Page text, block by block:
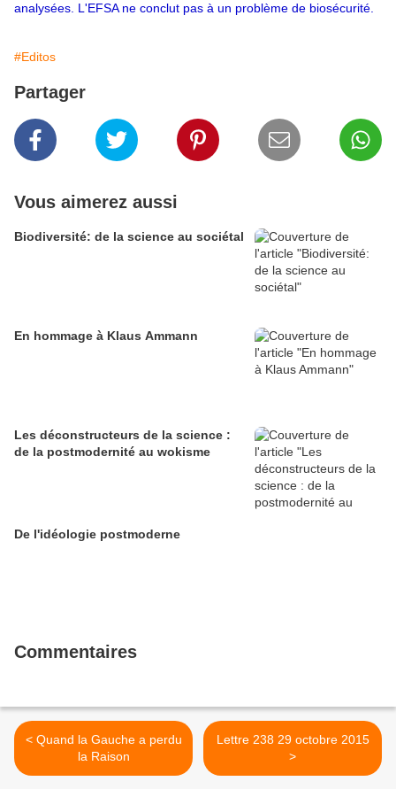
analysées. L'EFSA ne conclut pas à un problème de biosécurité.
#Editos
Partager
Vous aimerez aussi
Biodiversité: de la science au sociétal
En hommage à Klaus Ammann
Les déconstructeurs de la science :
de la postmodernité au wokisme
De l'idéologie postmoderne
Commentaires
< Quand la Gauche a perdu
la Raison
Lettre 238 29 octobre 2015
>